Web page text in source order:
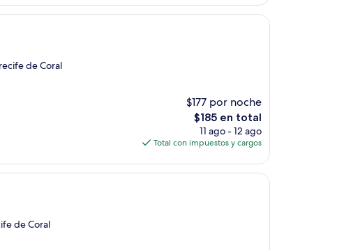
de
de Coral
$177 por noche
El
precio
actual
de
$185 en total
11 ago - 12 ago
Total con impuestos y cargos
de Coral